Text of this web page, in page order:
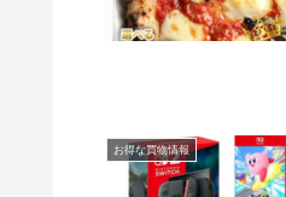
お得な買物情報